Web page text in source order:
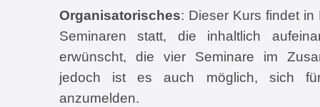
Organisatorisches: Dieser Kurs findet
Seminaren statt, die inhaltlich
erwünscht, die vier Seminare im
jedoch ist es auch möglich, sich für
anzumelden.